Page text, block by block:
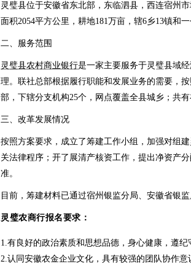
灵璧县位于安徽省东北部，东临泗县，西连宿州
面积2054平方公里，耕地181万亩，辖6乡13镇和
二、服务范围
灵璧县农村商业银行是一家主要服务于灵璧县域
理。联社总部根据履行职能和发展业务的需要，
部，下辖分支机构25个，网点覆盖全县城乡；共
三、改革发展情况
按照方案要求，成立了筹建工作小组，加强对组
关法律程序；开了展清产核资工作，提出净资产
准。
目前，筹建材料已通过宿州银监分局、安徽省银
灵璧农商行报名要求：
1.有良好的政治素质和思想品德，身心健康，遵纪
2.认同安徽农金企业文化，具有较强的团队协作